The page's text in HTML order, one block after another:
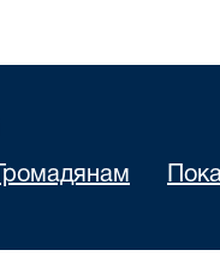
Громадянам